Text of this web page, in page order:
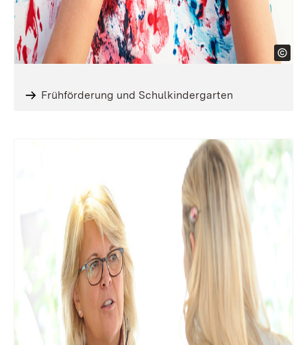
Frühförderung und Schulkindergarten